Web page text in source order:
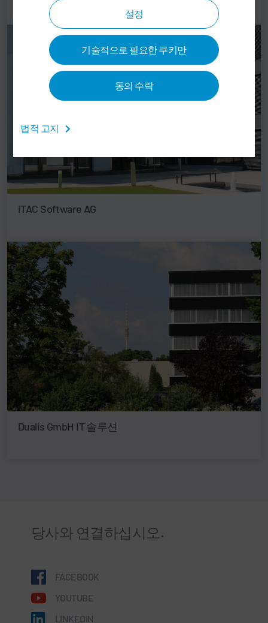
설정
기술적으로 필요한 쿠키만
동의 수락
법적 고지
iTAC Software AG
Dualis GmbH IT 솔루션
당사와 연결하십시오.
FACEBOOK
YOUTUBE
LINKEDIN